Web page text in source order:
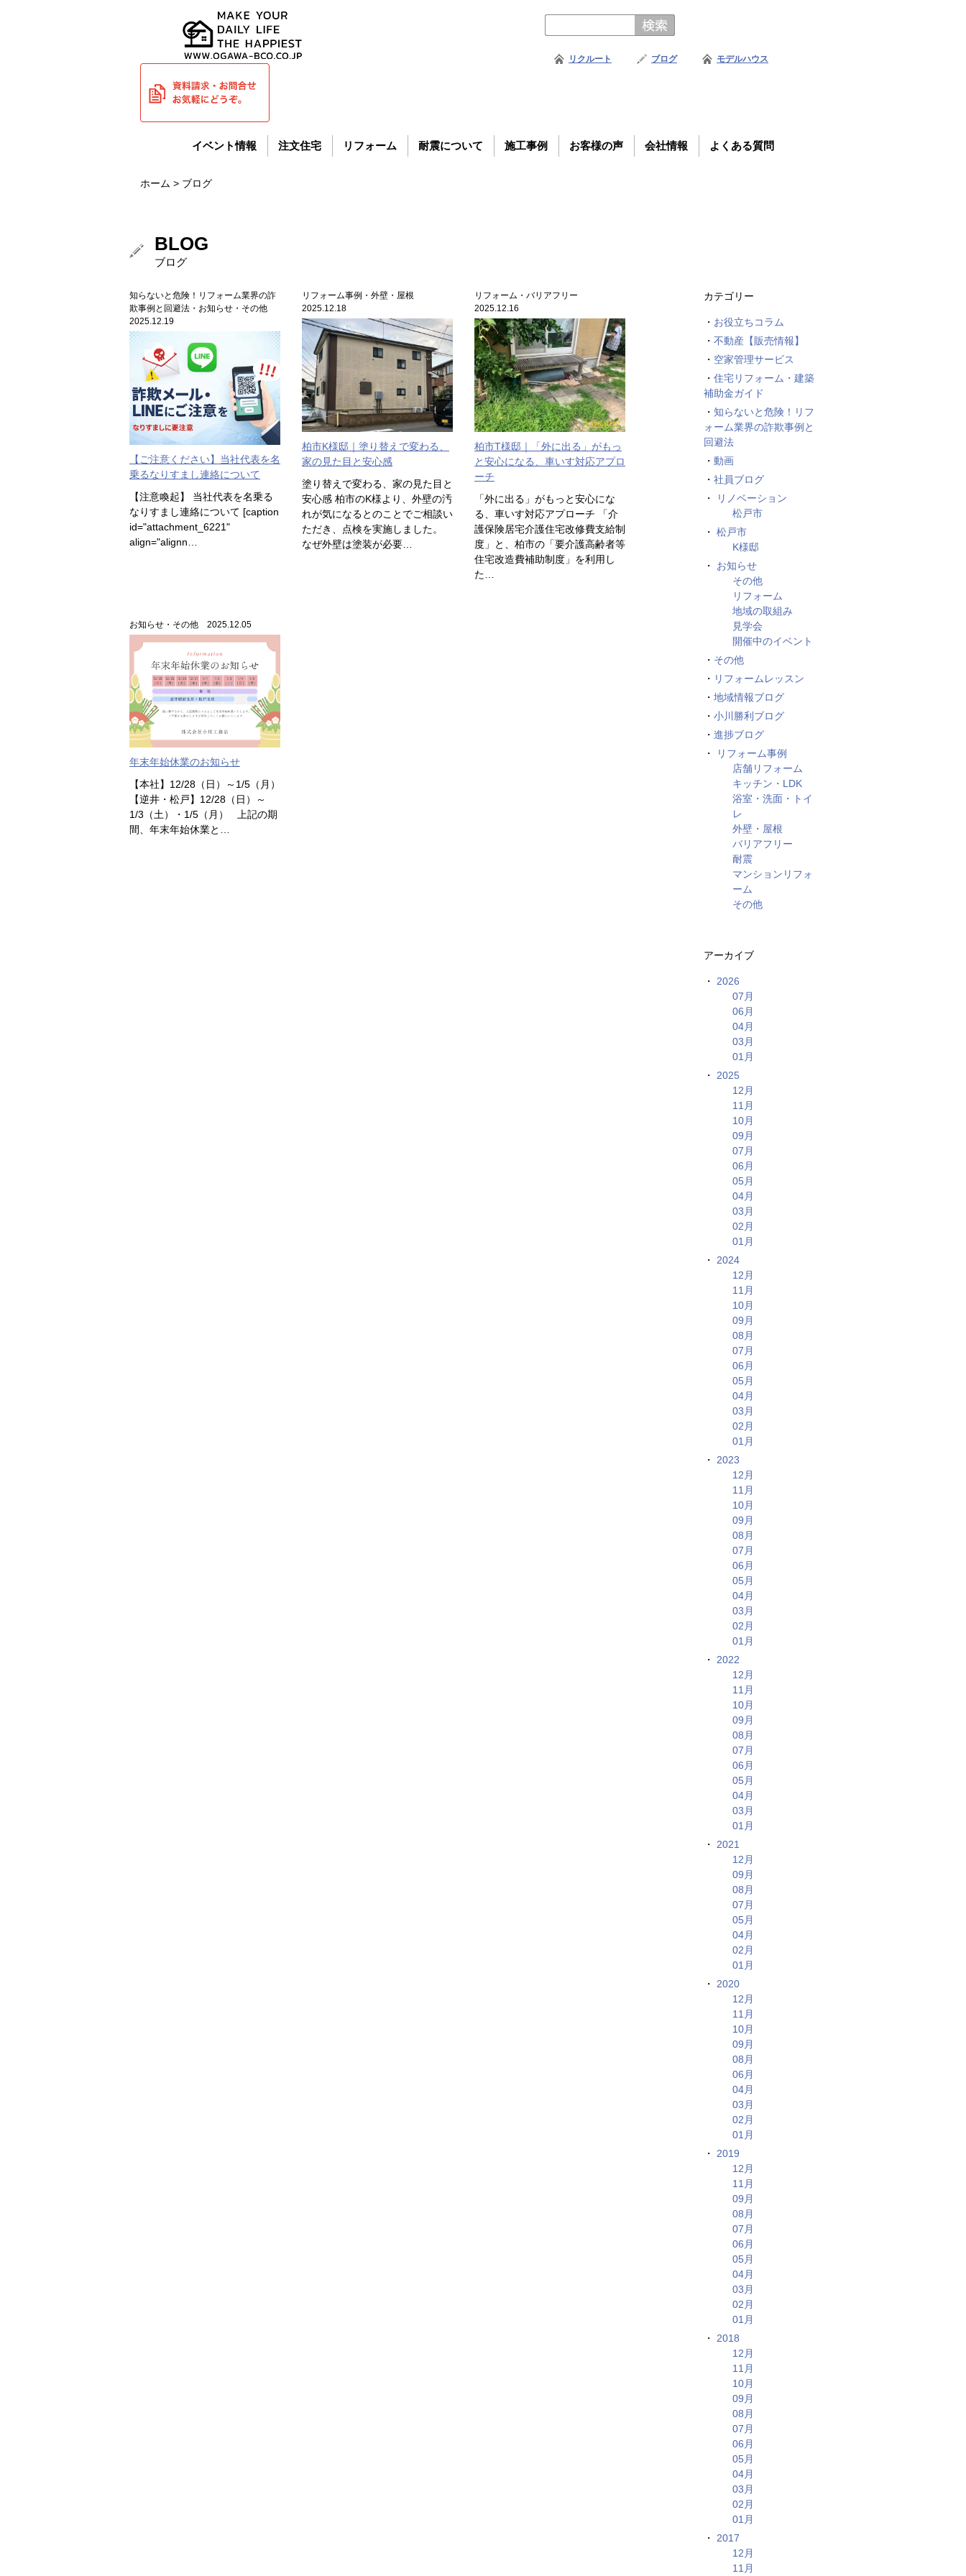
リクルート ブログ モデルハウス
イベント情報 注文住宅 リフォーム 耐震について 施工事例 お客様の声 会社情報 よくある質問
ホーム > ブログ
BLOG
ブログ
知らないと危険！リフォーム業界の詐
欺事例と回避法・お知らせ・その他
2025.12.19
【ご注意ください】当社代表を名
乗るなりすまし連絡について
【注意喚起】 当社代表を名乗る
なりすまし連絡について [caption
id="attachment_6221"
align="alignn…
リフォーム事例・外壁・屋根
2025.12.18
柏市K様邸｜塗り替えで変わる、
家の見た目と安心感
塗り替えで変わる、家の見た目と
安心感 柏市のK様より、外壁の汚
れが気になるとのことでご相談い
ただき、点検を実施しました。
なぜ外壁は塗装が必要…
リフォーム・バリアフリー
2025.12.16
柏市T様邸｜「外に出る」がもっ
と安心になる、車いす対応アプロ
ーチ
「外に出る」がもっと安心にな
る、車いす対応アプローチ 「介
護保険居宅介護住宅改修費支給制
度」と、柏市の「要介護高齢者等
住宅改造費補助制度」を利用し
た…
お知らせ・その他 2025.12.05
年末年始休業のお知らせ
【本社】12/28（日）～1/5（月）
【逆井・松戸】12/28（日）～
1/3（土）・1/5（月） 上記の期
間、年末年始休業と…
カテゴリー
お役立ちコラム
不動産【販売情報】
空家管理サービス
住宅リフォーム・建築
補助金ガイド
知らないと危険！リフ
ォーム業界の詐欺事例と
回避法
動画
社員ブログ
リノベーション
松戸市
松戸市
K様邸
お知らせ
その他
リフォーム
地域の取組み
見学会
開催中のイベント
その他
リフォームレッスン
地域情報ブログ
小川勝利ブログ
進捗ブログ
リフォーム事例
店舗リフォーム
キッチン・LDK
浴室・洗面・トイ
レ
外壁・屋根
バリアフリー
耐震
マンションリフォ
ーム
その他
アーカイブ
2026
07月
06月
04月
03月
01月
2025
12月
11月
10月
09月
07月
06月
05月
04月
03月
02月
01月
2024
12月
11月
10月
09月
08月
07月
06月
05月
04月
03月
02月
01月
2023
12月
11月
10月
09月
08月
07月
06月
05月
04月
03月
02月
01月
2022
12月
11月
10月
09月
08月
07月
06月
05月
04月
03月
01月
2021
12月
09月
08月
07月
05月
04月
02月
01月
2020
12月
11月
10月
09月
08月
06月
04月
03月
02月
01月
2019
12月
11月
09月
08月
07月
06月
05月
04月
03月
02月
01月
2018
12月
11月
10月
09月
08月
07月
06月
05月
04月
03月
02月
01月
2017
12月
11月